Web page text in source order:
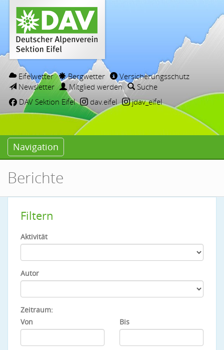
Eifelwetter Bergwetter
Versicherungsschutz
Newsletter
Mitglied werden
Suche
DAV Sektion Eifel
dav.eifel jdav_eifel
Navigation
Berichte
Filtern
Aktivität
Autor
Zeitraum:
Von
Bis